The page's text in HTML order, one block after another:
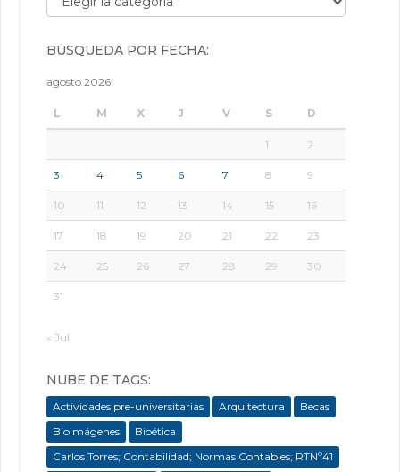
BÚSQUEDA POR FECHA:
agosto 2026
L M X J V S D
1 2
3 4 5 6 7 8 9
10 11 12 13 14 15 16
17 18 19 20 21 22 23
24 25 26 27 28 29 30
31
« Jul
NUBE DE TAGS:
Actividades pre-universitarias Arquitectura
Becas
Bioimágenes
Bioética
Carlos Torres; Contabilidad; Normas Contables; RTNº41